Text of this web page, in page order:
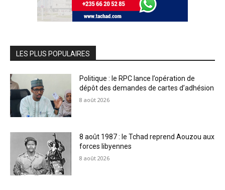
LES PLUS POPULAIRES
Politique : le RPC lance l’opération de
dépôt des demandes de cartes d’adhésion
8 août 2026
8 août 1987 : le Tchad reprend Aouzou aux
forces libyennes
8 août 2026